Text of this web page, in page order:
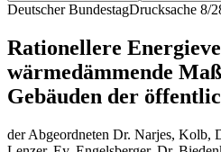
Deutscher BundestagDrucksache 8/
Rationellere
wärmedämmende
Gebäuden der
der Abgeordneten Dr. Narjes, Kolb,